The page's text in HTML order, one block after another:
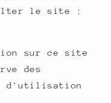
le site :
sur ce site
des
d'utilisation